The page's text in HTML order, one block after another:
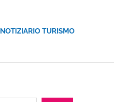
NOTIZIARIO TURISMO